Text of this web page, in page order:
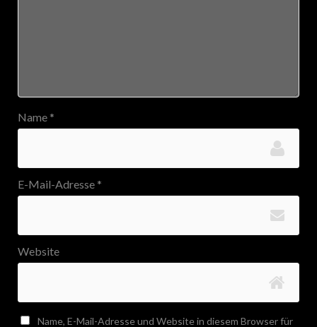
Name *
E-Mail-Adresse *
Website
Name, E-Mail-Adresse und Website in diesem Browser für